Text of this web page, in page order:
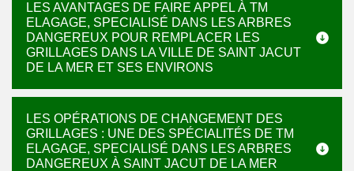
LES AVANTAGES DE FAIRE APPEL À TM
ELAGAGE, SPECIALISÉ DANS LES ARBRES
DANGEREUX POUR REMPLACER LES
GRILLAGES DANS LA VILLE DE SAINT JACUT
DE LA MER ET SES ENVIRONS
LES OPÉRATIONS DE CHANGEMENT DES
GRILLAGES : UNE DES SPÉCIALITÉS DE TM
ELAGAGE, SPECIALISÉ DANS LES ARBRES
DANGEREUX À SAINT JACUT DE LA MER